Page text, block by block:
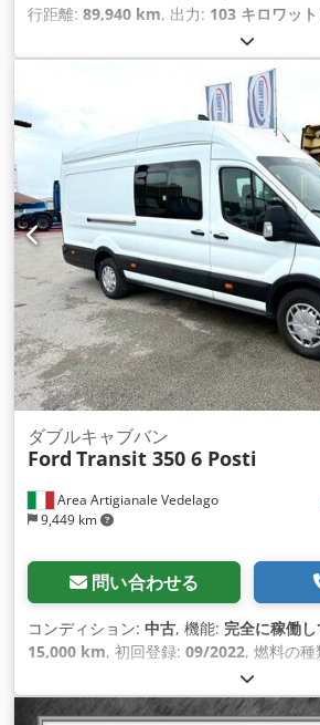
行距離: 89,940 km, 出力: 103 キロワッ
ディーゼル
kg（キログラム）, 最大積載重量:1,315
3,500 kg（キログラム） , 次回検査
料:
, 燃料タンク容量:90 l
変速方式:
機械式, 排出クラス: ユーロ6 ,
ABS（アンチロック・ブレーキ・システ
ステム）, エアコン, エアバッグ, クルー
ラルロック, タイヤ空気圧監視, トラック
装置, パワーステアリング, ブルートゥー
記録全完備, 禁煙車両, 車両登録, 車載コ
ー, 電子安定制御プログラム (ESP),
Area Artigianale Vedelago
9,449 km
ダブルキャブバン
Ford Transit 350 6 Posti
問い合わせる
コンディション: 中古, 機能: 完全に稼働
15,000 km, 初回登録: 09/2022, 燃料の種
950 kg（キログラム）
ム）, アクスル構成:4x2, 燃料:ディーゼル
色:白色, 変速方式:機械式, ギア数:6, 排